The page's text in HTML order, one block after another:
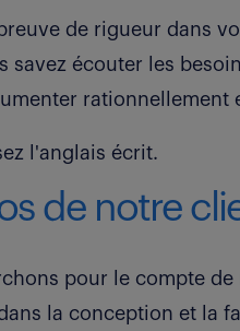
de rigueur dans
savez écouter les
rationnellement
l'anglais écrit.
de notre
pour le compte
la conception et la